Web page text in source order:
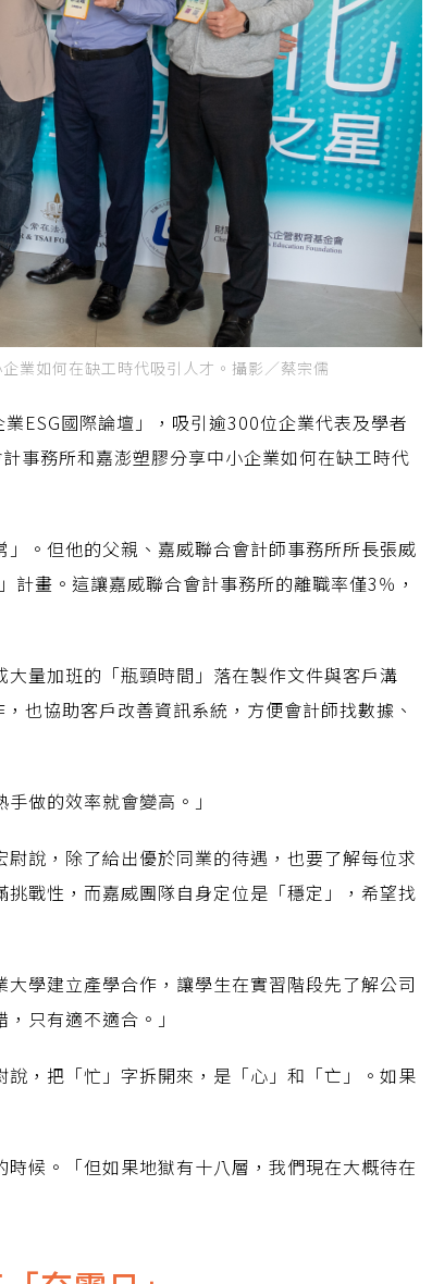
業如何在缺工時代吸引人才。攝影／蔡宗儒
ESG國際論壇」，吸引逾300位企業代表及學者
事務所和嘉澎塑膠分享中小企業如何在缺工時代
。但他的父親、嘉威聯合會計師事務所所長張威
畫。這讓嘉威聯合會計事務所的離職率僅3％，
量加班的「瓶頸時間」落在製作文件與客戶溝
也協助客戶改善資訊系統，方便會計師找數據、
做的效率就會變高。」
說，除了給出優於同業的待遇，也要了解每位求
戰性，而嘉威團隊自身定位是「穩定」，希望找
學建立產學合作，讓學生在實習階段先了解公司
只有適不適合。」
，把「忙」字拆開來，是「心」和「亡」。如果
候。「但如果地獄有十八層，我們現在大概待在